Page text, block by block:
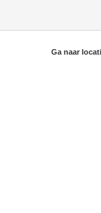
Ga naar